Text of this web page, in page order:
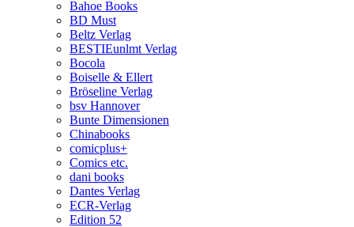
Bahoe Books
BD Must
Beltz Verlag
BESTIEunlmt Verlag
Bocola
Boiselle & Ellert
Bröseline Verlag
bsv Hannover
Bunte Dimensionen
Chinabooks
comicplus+
Comics etc.
dani books
Dantes Verlag
ECR-Verlag
Edition 52